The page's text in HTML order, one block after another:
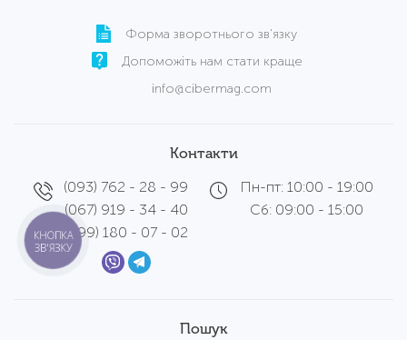
Форма зворотнього зв'язку
Допоможіть нам стати краще
info@cibermag.com
Контакти
(093) 762 - 28 - 99
(067) 919 - 34 - 40
(099) 180 - 07 - 02
Пн-пт: 10:00 - 19:00
Сб: 09:00 - 15:00
Пошук
КНОПКА
ЗВ'ЯЗКУ